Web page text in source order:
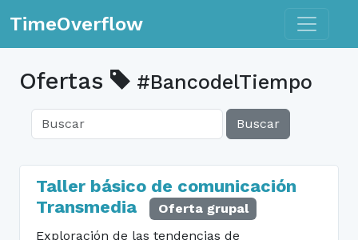
TimeOverflow Toggle
Ofertas #BancodelTiempo
Buscar
Taller básico de comunicación
Transmedia
Oferta grupal
Exploración de las tendencias de